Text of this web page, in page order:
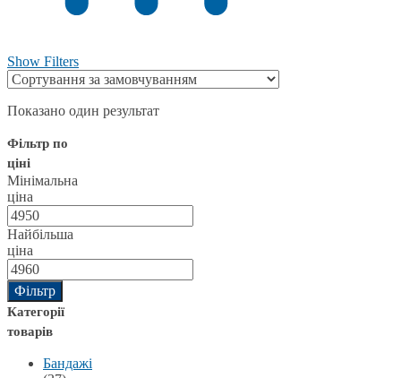
Show Filters
Показано один результат
Фільтр по
ціні
Мінімальна
ціна
Найбільша
ціна
Фільтр
Категорії
товарів
Бандажі